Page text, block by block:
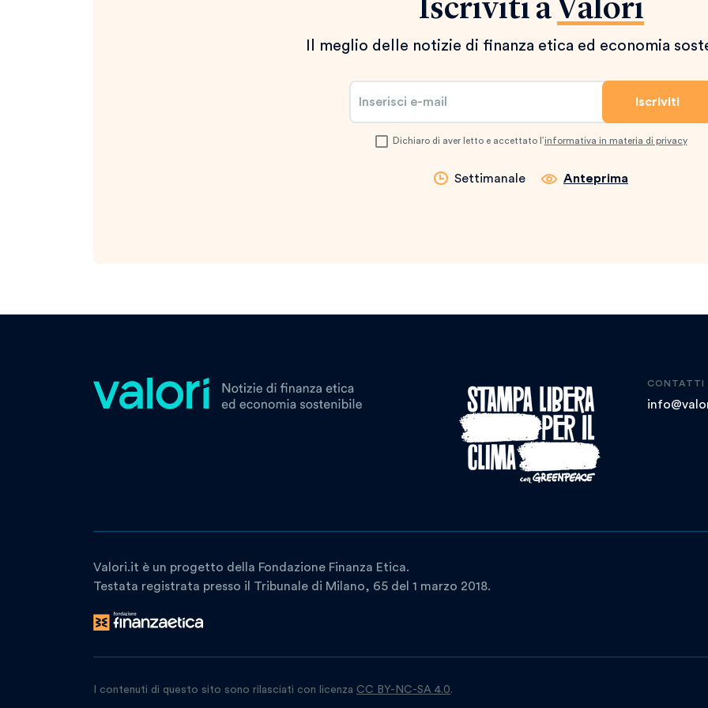
Iscriviti a Valori
Il meglio delle notizie di finanza etica ed economia
Dichiaro di aver letto e accettato l’informativa in materia di privacy
Settimanale Anteprima
CONTATTI
Valori.it è un progetto della Fondazione Finanza Etica.
Testata registrata presso il Tribunale di Milano, 65 del 1 marzo 2018.
I contenuti di questo sito sono rilasciati con licenza CC BY-NC-SA 4.0.